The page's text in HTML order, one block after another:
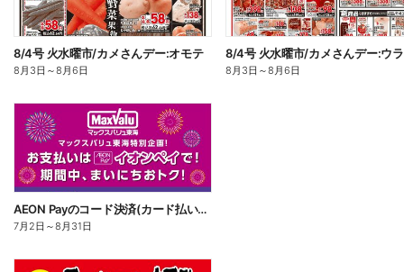
8/4号 火水曜市/カメさんデー:オモテ
8月3日 ～8月6日
8/4号 火水曜市/カメさんデー:ウラ
8月3日 ～8月6日
AEON Payのコード決済(カード払い・チャージ払い)でWAON POINT 3倍
7月2日 ～8月31日